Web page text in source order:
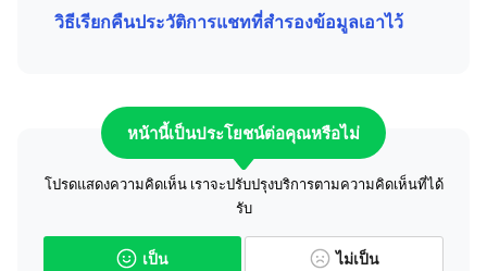
วิธีเรียกคืนประวัติการแชทที่สำรองข้อมูลเอาไว้
หน้านี้เป็นประโยชน์ต่อคุณหรือไม่
โปรดแสดงความคิดเห็น เราจะปรับปรุงบริการตามความคิดเห็นที่ได้
รับ
เป็น ไม่เป็น